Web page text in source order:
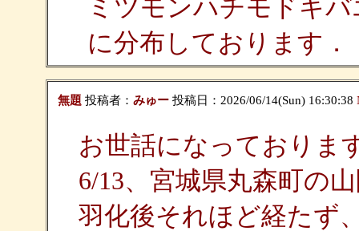
ミツモンハチモドキ
に分布しております．
無題 投稿者： みゅー投稿日：2026/06/14(Sun) 16:30:38
お世話になっておりま
6/13、宮城県丸森町の
羽化後それほど経たず